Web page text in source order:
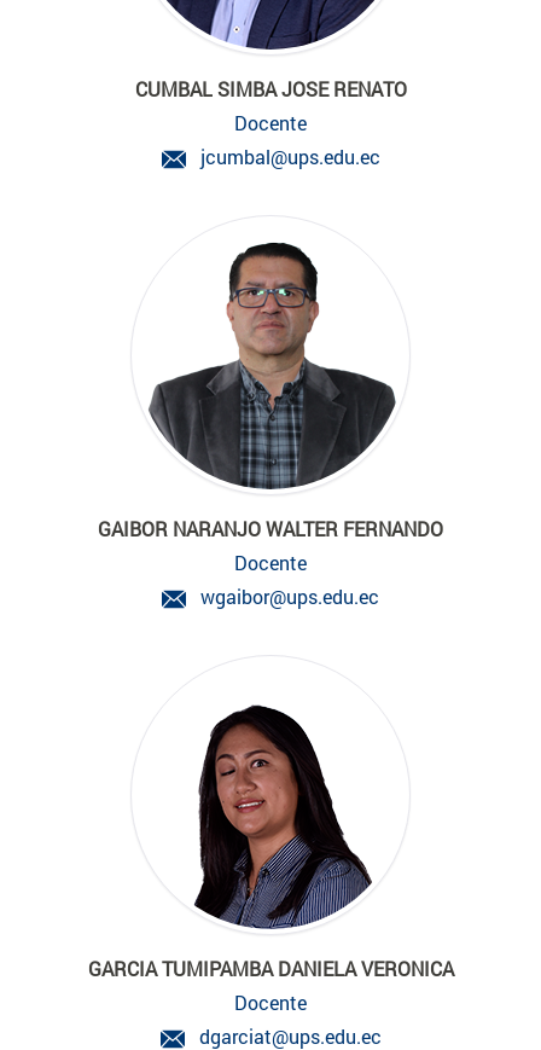
CUMBAL SIMBA JOSE RENATO
Docente
jcumbal@ups.edu.ec
GAIBOR NARANJO WALTER FERNANDO
Docente
wgaibor@ups.edu.ec
GARCIA TUMIPAMBA DANIELA VERONICA
Docente
dgarciat@ups.edu.ec